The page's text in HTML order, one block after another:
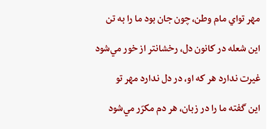
مهر تواي ‌مام ‌وطن،‌ چون‌ جان‌ بود ما را به‌ تن
اين ‌شعله ‌در كانون ‌دل، ‌رخشانتر از خور مي‌شود
غيرت‌ ندارد هر كه او، در دل‌ ندارد مهر تو
اين‌ گفته‌ ما را در زبان، هر دم‌ مكرّر مي‌شود